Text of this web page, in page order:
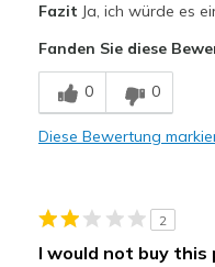
Geeignete Verwendung
Casual Wear
Going Out
Fazit Ja, ich würde es
Fanden Sie diese
0 0
Diese Bewertung
2
I would not buy this